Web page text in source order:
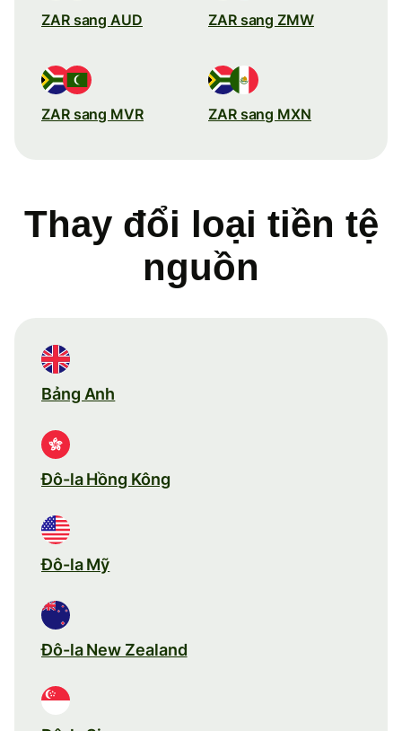
ZAR sang AUD ZAR sang ZMW
ZAR sang MVR ZAR sang MXN
Thay đổi loại tiền tệ
nguồn
Bảng Anh
Đô-la Hồng Kông
Đô-la Mỹ
Đô-la New Zealand